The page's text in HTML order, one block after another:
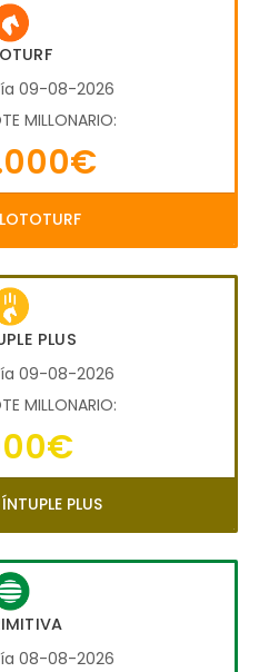
09-08-2026
MILLONARIO:
PLUS
09-08-2026
MILLONARIO:
PLUS
08-08-2026